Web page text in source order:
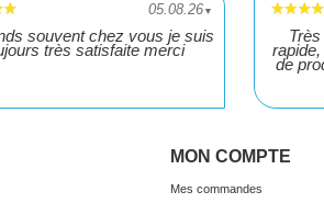
05.08.26▼
souvent chez vous je suis
très satisfaite merci
de
MON COMPTE
Mes commandes